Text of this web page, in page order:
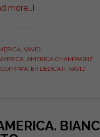
more...]
CHAMPAGNE.
DEDICATO.
DILAMERICHMP
, VAVID
, AMERICA CHAMPAGNE,
COPRIWATER DEDICATI VAVID